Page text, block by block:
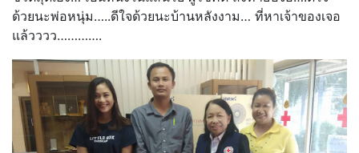
ด้วยนะพ่อหนุ่ม…..ดีใจด้วยนะบ้านหลังงาม… ที่หาเจ้าของเจอ
แล้วววว………….